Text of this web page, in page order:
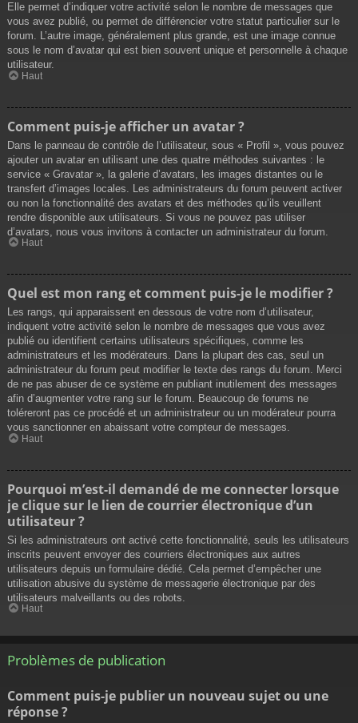
Elle permet d’indiquer votre activité selon le nombre de messages que
vous avez publié, ou permet de différencier votre statut particulier sur le
forum. L’autre image, généralement plus grande, est une image connue
sous le nom d’avatar qui est bien souvent unique et personnelle à chaque
utilisateur.
Haut
Comment puis-je afficher un avatar ?
Dans le panneau de contrôle de l’utilisateur, sous « Profil », vous pouvez
ajouter un avatar en utilisant une des quatre méthodes suivantes : le
service « Gravatar », la galerie d’avatars, les images distantes ou le
transfert d’images locales. Les administrateurs du forum peuvent activer
ou non la fonctionnalité des avatars et des méthodes qu’ils veuillent
rendre disponible aux utilisateurs. Si vous ne pouvez pas utiliser
d’avatars, nous vous invitons à contacter un administrateur du forum.
Haut
Quel est mon rang et comment puis-je le modifier ?
Les rangs, qui apparaissent en dessous de votre nom d’utilisateur,
indiquent votre activité selon le nombre de messages que vous avez
publié ou identifient certains utilisateurs spécifiques, comme les
administrateurs et les modérateurs. Dans la plupart des cas, seul un
administrateur du forum peut modifier le texte des rangs du forum. Merci
de ne pas abuser de ce système en publiant inutilement des messages
afin d’augmenter votre rang sur le forum. Beaucoup de forums ne
toléreront pas ce procédé et un administrateur ou un modérateur pourra
vous sanctionner en abaissant votre compteur de messages.
Haut
Pourquoi m’est-il demandé de me connecter lorsque
je clique sur le lien de courrier électronique d’un
utilisateur ?
Si les administrateurs ont activé cette fonctionnalité, seuls les utilisateurs
inscrits peuvent envoyer des courriers électroniques aux autres
utilisateurs depuis un formulaire dédié. Cela permet d’empêcher une
utilisation abusive du système de messagerie électronique par des
utilisateurs malveillants ou des robots.
Haut
Problèmes de publication
Comment puis-je publier un nouveau sujet ou une
réponse ?